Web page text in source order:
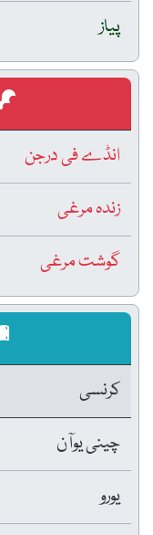
پیاز
انڈے فی درجن
زندہ مرغی
گوشت مرغی
کرنسی
چینی یوآن
یورو